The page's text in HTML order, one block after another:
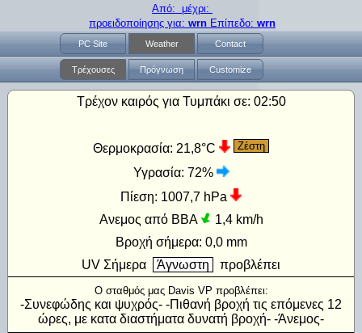
Από: μέχρι:
προειδοποίησης για: wrn Επίπεδο: wrn
PC Site Weather Contact
Τρέχουσες Πρόγνωση Customize
Τρέχον καιρός για Τυμπάκι σε: 02:50
Θερμοκρασία: 21,8°C Ζέστη
Υγρασία: 72%
Πίεση: 1007,7 hPa
Ανεμος από ΒΒΑ
1,4 km/h
Βροχή σήμερα: 0,0 mm
UV Σήμερα Άγνωστη προβλέπει
Ο σταθμός μας Davis VP προβλέπει:
-Συνεφώδης και ψυχρός- -Πιθανή βροχή τις επόμενες 12
ώρες, με κατα διαστήματα δυνατή βροχή- -Άνεμος-